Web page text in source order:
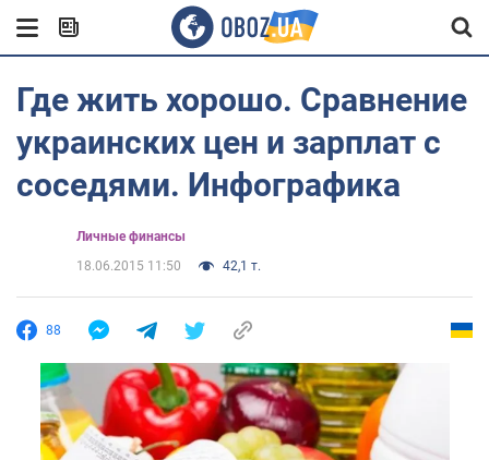
Где жить хорошо. Сравнение
украинских цен и зарплат с
соседями. Инфографика
Личные финансы
18.06.2015 11:50
42,1 т.
88